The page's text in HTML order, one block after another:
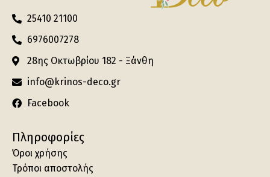
25410 21100
6976007278
28ης Οκτωβρίου 182 - Ξάνθη
info@krinos-deco.gr
Facebook
Πληροφορίες
Όροι χρήσης
Τρόποι αποστολής